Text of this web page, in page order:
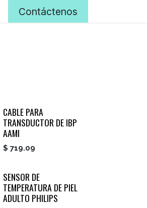
Contáctenos
CABLE PARA
TRANSDUCTOR DE IBP
AAMI
$ 719.09
SENSOR DE
TEMPERATURA DE PIEL
ADULTO PHILIPS